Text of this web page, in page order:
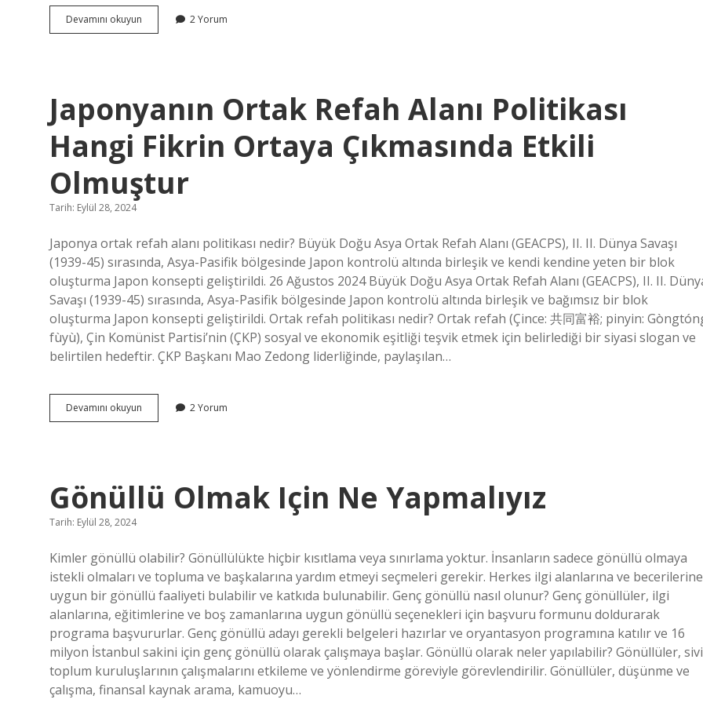
Devamını okuyun Abdestsiz
Okunan
2 Yorum
Japonyanın Ortak Refah Alanı Politikası
Hangi Fikrin Ortaya Çıkmasında Etkili
Olmuştur
Tarih: Eylül 28, 2024
Japonya ortak refah alanı politikası nedir? Büyük Doğu Asya Ortak Refah Alanı (GEACPS), II. II. Dünya Savaşı
(1939-45) sırasında, Asya-Pasifik bölgesinde Japon kontrolü altında birleşik ve kendi kendine yeten bir blok
oluşturma Japon konsepti geliştirildi. 26 Ağustos 2024 Büyük Doğu Asya Ortak Refah Alanı (GEACPS), II. II.
Savaşı (1939-45) sırasında, Asya-Pasifik bölgesinde Japon kontrolü altında birleşik ve bağımsız bir blok
oluşturma Japon konsepti geliştirildi. Ortak refah politikası nedir? Ortak refah (Çince: 共同富裕; pinyin:
fùyù), Çin Komünist Partisi’nin (ÇKP) sosyal ve ekonomik eşitliği teşvik etmek için belirlediği bir siyasi slogan ve
belirtilen hedeftir. ÇKP Başkanı Mao Zedong liderliğinde, paylaşılan…
Devamını okuyun Japonyanın
Ortak
Fikrin
Ortaya
2 Yorum
Gönüllü Olmak Için Ne Yapmalıyız
Tarih: Eylül 28, 2024
Kimler gönüllü olabilir? Gönüllülükte hiçbir kısıtlama veya sınırlama yoktur. İnsanların sadece gönüllü olmaya
istekli olmaları ve topluma ve başkalarına yardım etmeyi seçmeleri gerekir. Herkes ilgi alanlarına ve becerilerine
uygun bir gönüllü faaliyeti bulabilir ve katkıda bulunabilir. Genç gönüllü nasıl olunur? Genç gönüllüler, ilgi
alanlarına, eğitimlerine ve boş zamanlarına uygun gönüllü seçenekleri için başvuru formunu doldurarak
programa başvururlar. Genç gönüllü adayı gerekli belgeleri hazırlar ve oryantasyon programına katılır ve 16
milyon İstanbul sakini için genç gönüllü olarak çalışmaya başlar. Gönüllü olarak neler yapılabilir? Gönüllüler,
toplum kuruluşlarının çalışmalarını etkileme ve yönlendirme göreviyle görevlendirilir. Gönüllüler, düşünme ve
çalışma, finansal kaynak arama, kamuoyu…